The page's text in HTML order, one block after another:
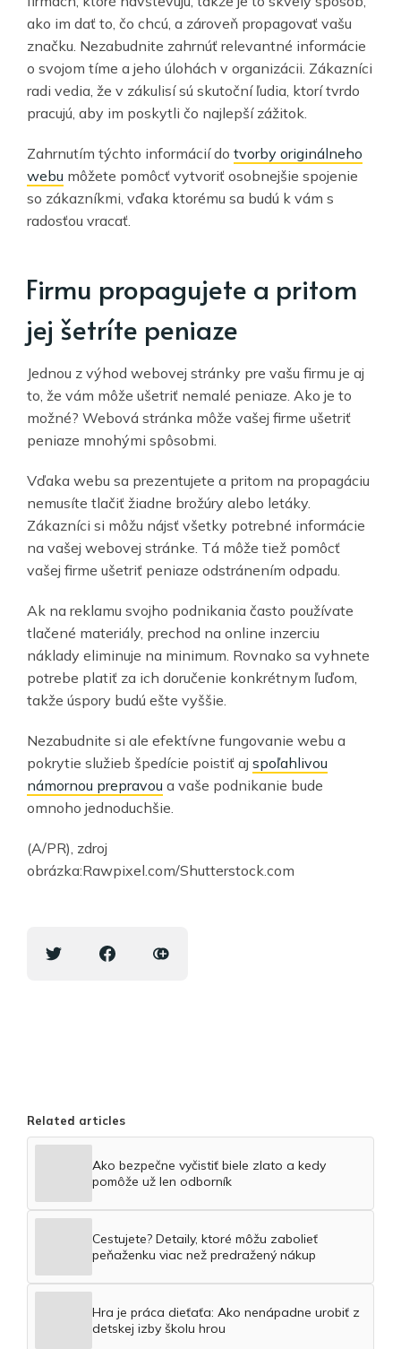
ako im dať to, čo chcú, a zároveň propagovať vašu
značku. Nezabudnite zahrnúť relevantné informácie
o svojom tíme a jeho úlohách v organizácii. Zákazníci
radi vedia, že v zákulisí sú skutoční ľudia, ktorí tvrdo
pracujú, aby im poskytli čo najlepší zážitok.
Zahrnutím týchto informácií do tvorby originálneho
webu môžete pomôcť vytvoriť osobnejšie spojenie
so zákazníkmi, vďaka ktorému sa budú k vám s
radosťou vracať.
Firmu propagujete a pritom
jej šetríte peniaze
Jednou z výhod webovej stránky pre vašu firmu je aj
to, že vám môže ušetriť nemalé peniaze. Ako je to
možné? Webová stránka môže vašej firme ušetriť
peniaze mnohými spôsobmi.
Vďaka webu sa prezentujete a pritom na propagáciu
nemusíte tlačiť žiadne brožúry alebo letáky.
Zákazníci si môžu nájsť všetky potrebné informácie
na vašej webovej stránke. Tá môže tiež pomôcť
vašej firme ušetriť peniaze odstránením odpadu.
Ak na reklamu svojho podnikania často používate
tlačené materiály, prechod na online inzerciu
náklady eliminuje na minimum. Rovnako sa vyhnete
potrebe platiť za ich doručenie konkrétnym ľuďom,
takže úspory budú ešte vyššie.
Nezabudnite si ale efektívne fungovanie webu a
pokrytie služieb špedície poistiť aj spoľahlivou
námornou prepravou a vaše podnikanie bude
omnoho jednoduchšie.
(A/PR), zdroj
obrázka:Rawpixel.com/Shutterstock.com
Related articles
Ako bezpečne vyčistiť biele zlato a kedy
pomôže už len odborník
Cestujete? Detaily, ktoré môžu zabolieť
peňaženku viac než predražený nákup
Hra je práca dieťaťa: Ako nenápadne urobiť z
detskej izby školu hrou